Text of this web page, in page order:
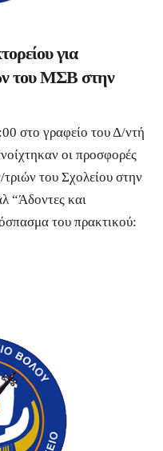
για
του ΜΣΒ στην
στο γραφείο του Δ/ντή
οι προσφορές
του Σχολείου στην
“Άδοντες και
του πρακτικού: